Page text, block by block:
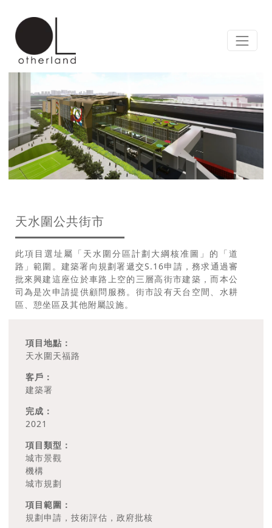
天水圍公共街市
此項目選址屬「天水圍分區計劃大綱核准圖」的「道
路」範圍。建築署向規劃署遞交S.16申請，務求通過審
批來興建這座位於車路上空的三層高街市建築，而本公
司為是次申請提供顧問服務。街市設有天台空間、水耕
區、憩坐區及其他附屬設施。
項目地點：
天水圍天福路
客戶：
建築署
完成：
2021
項目類型：
城市景觀
機構
城市規劃
項目範圍：
規劃申請，技術評估，政府批核